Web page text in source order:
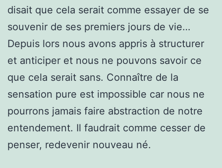
disait que cela serait comme essayer de se
souvenir de ses premiers jours de vie…
Depuis lors nous avons appris à structurer
et anticiper et nous ne pouvons savoir ce
que cela serait sans. Connaître de la
sensation pure est impossible car nous ne
pourrons jamais faire abstraction de notre
entendement. Il faudrait comme cesser de
penser, redevenir nouveau né.